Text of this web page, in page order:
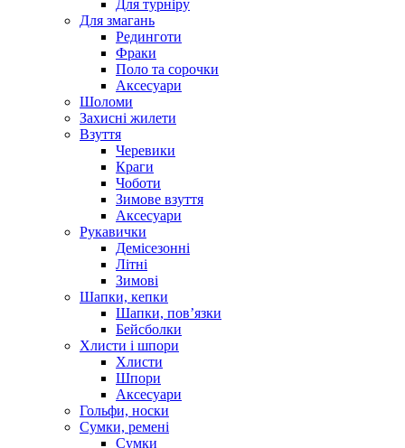
Для турніру
Для змагань
Рединготи
Фраки
Поло та сорочки
Аксесуари
Шоломи
Захисні жилети
Взуття
Черевики
Краги
Чоботи
Зимове взуття
Аксесуари
Рукавички
Демісезонні
Літні
Зимові
Шапки, кепки
Шапки, пов’язки
Бейсболки
Хлисти і шпори
Хлисти
Шпори
Аксесуари
Гольфи, носки
Сумки, ремені
Сумки